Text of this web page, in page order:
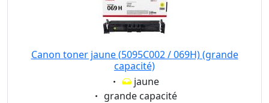
Canon toner jaune (5095C002 / 069H) (grande
capacité)
Eigenschaft:
jaune
Eigenschaft:
grande capacité